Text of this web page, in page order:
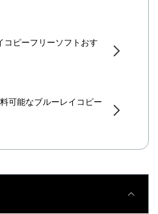
コピーフリーソフトおす
可能なブルーレイコピー